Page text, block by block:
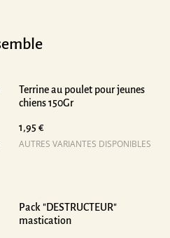
Terrine au poulet pour jeunes
chiens 150Gr
1,95 €
AUTRES VARIANTES DISPONIBLES
Pack "DESTRUCTEUR"
mastication